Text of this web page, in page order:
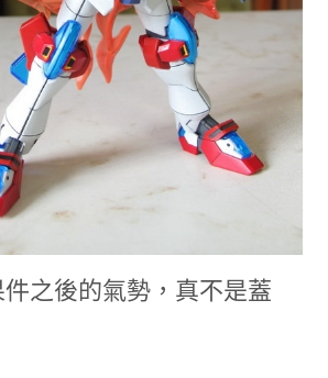
之後的氣勢，真不是蓋